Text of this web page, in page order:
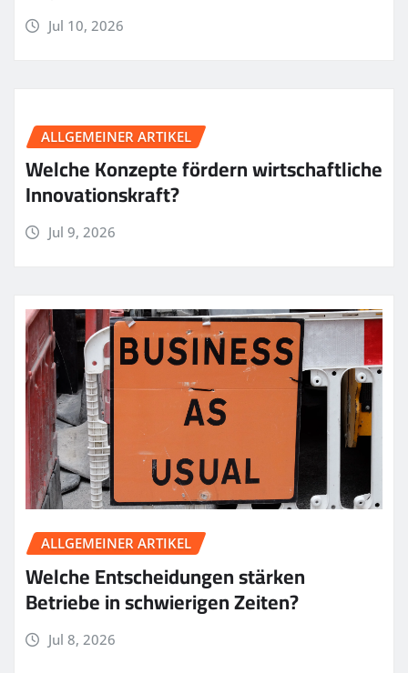
Jul 10, 2026
ALLGEMEINER ARTIKEL
Welche Konzepte fördern wirtschaftliche
Innovationskraft?
Jul 9, 2026
ALLGEMEINER ARTIKEL
Welche Entscheidungen stärken
Betriebe in schwierigen Zeiten?
Jul 8, 2026